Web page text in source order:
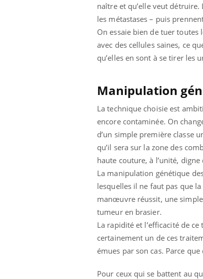
naître et qu’elle veut
les métastases – puis
On essaie bien de tuer toutes
avec des cellules saines, ce
qu’elles en sont à se tirer les
Manipulation
La technique choisie est
encore contaminée. On
d’un simple première classe
qu’il sera sur la zone des
haute couture, à l’unité,
La manipulation génétique
lesquelles il ne faut pas que
manœuvre réussit, une
tumeur en brasier.
La rapidité et l’efficacité de
certainement un de ces
émues par son cas. Parce
Pour ceux qui se battent au